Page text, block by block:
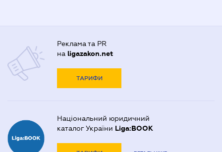
Реклама та PR
на ligazakon.net
ТАРИФИ
Національний юридичний
каталог України Liga:BOOK